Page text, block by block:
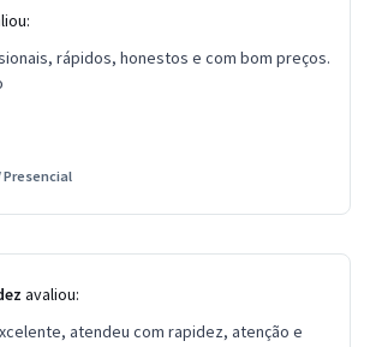
rápidos, honestos e com bom preços.
Presencial
avaliou:
atendeu com rapidez, atenção e